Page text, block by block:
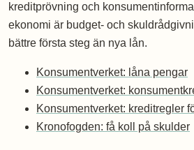
kreditprövning och
ekonomi är budget- och
bättre första steg än nya lån.
Konsumentverket: låna pengar
Konsumentverket:
Konsumentverket: kreditregler
Kronofogden: få koll på skulder